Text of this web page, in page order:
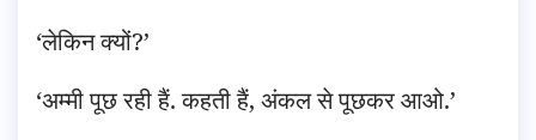
‘लेकिन क्यों?’
‘अम्मी पूछ रही हैं. कहती हैं, अंकल से पूछकर आओ.’